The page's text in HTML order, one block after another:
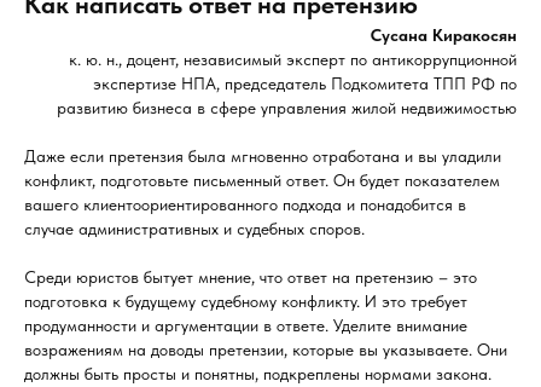
Сусана Киракосян
к. ю. н., доцент, независимый эксперт по антикоррупционной
экспертизе НПА, председатель Подкомитета ТПП РФ по
развитию бизнеса в сфере управления жилой недвижимостью
Даже если претензия была мгновенно отработана и вы уладили
конфликт, подготовьте письменный ответ. Он будет показателем
вашего клиентоориентированного подхода и понадобится в
случае административных и судебных споров.
Среди юристов бытует мнение, что ответ на претензию – это
подготовка к будущему судебному конфликту. И это требует
продуманности и аргументации в ответе. Уделите внимание
возражениям на доводы претензии, которые вы указываете. Они
должны быть просты и понятны, подкреплены нормами закона.